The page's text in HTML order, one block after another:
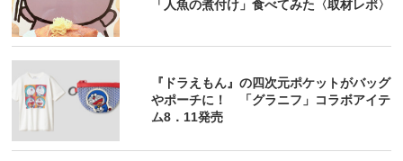
「人魚の煮付け」食べてみた〈取材レポ〉
『ドラえもん』の四次元ポケットがバッグ
やポーチに！ 「グラニフ」コラボアイテ
ム8．11発売